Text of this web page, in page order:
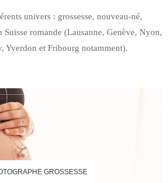
univers : grossesse, nouveau-né,
Suisse romande (Lausanne, Genève, Nyon,
Yverdon et Fribourg notamment).
GROSSESSE